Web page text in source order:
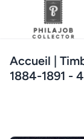
Accueil |
1884-1891 -